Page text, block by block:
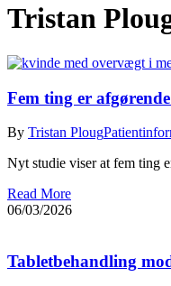
Tristan
Fem ting er
By Tristan Ploug
Nyt studie viser at fem ting
Read More
06/03/2026
Tabletbehandling